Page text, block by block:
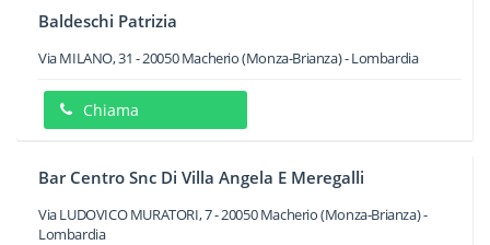
Baldeschi Patrizia
Via MILANO, 31 -20050 Macherio(Monza-Brianza) -Lombardia
Chiama
Bar Centro Snc Di Villa Angela E Meregalli
Via LUDOVICO MURATORI, 7-20050 Macherio(Monza-Brianza) -
Lombardia